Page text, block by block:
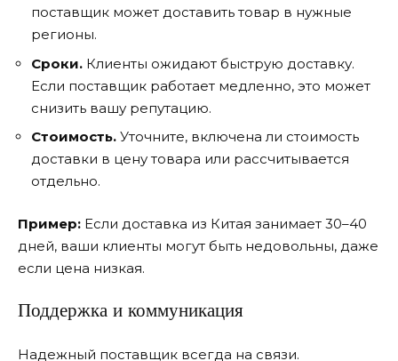
поставщик может доставить товар в нужные
регионы.
Сроки. Клиенты ожидают быструю доставку.
Если поставщик работает медленно, это может
снизить вашу репутацию.
Стоимость. Уточните, включена ли стоимость
доставки в цену товара или рассчитывается
отдельно.
Пример: Если доставка из Китая занимает 30–40
дней, ваши клиенты могут быть недовольны, даже
если цена низкая.
Поддержка и коммуникация
Надежный поставщик всегда на связи.